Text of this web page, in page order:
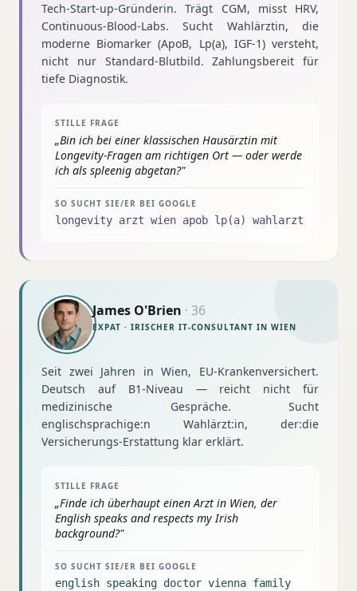
Tech-Start-up-Gründerin. Trägt CGM, misst HRV,
Continuous-Blood-Labs. Sucht Wahlärztin, die
moderne Biomarker (ApoB, Lp(a), IGF-1) versteht,
nicht nur Standard-Blutbild. Zahlungsbereit für
tiefe Diagnostik.
STILLE FRAGE
„Bin ich bei einer klassischen Hausärztin mit
Longevity-Fragen am richtigen Ort — oder werde
ich als spleenig abgetan?"
SO SUCHT SIE/ER BEI GOOGLE
longevity arzt wien apob lp(a) wahlarzt
James O'Brien · 36
EXPAT · IRISCHER IT-CONSULTANT IN WIEN
Seit zwei Jahren in Wien, EU-Krankenversichert.
Deutsch auf B1-Niveau — reicht nicht für
medizinische Gespräche. Sucht
englischsprachige:n Wahlärzt:in, der:die
Versicherungs-Erstattung klar erklärt.
STILLE FRAGE
„Finde ich überhaupt einen Arzt in Wien, der
English speaks and respects my Irish
background?"
SO SUCHT SIE/ER BEI GOOGLE
english speaking doctor vienna family